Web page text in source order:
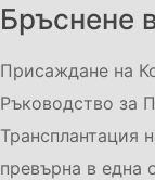
Бръснене
Присаждане на
Ръководство за
Трансплантация
превърна в една